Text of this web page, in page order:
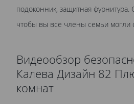
подоконник, защитная фурнитура.
чтобы вы все члены семьи могли
Видеообзор
Калева Дизайн 82
комнат